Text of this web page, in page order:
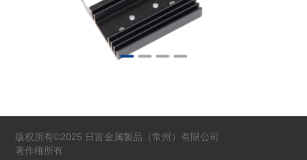
版权所有©2025 日富金属製品（常州）有限公司
著作権所有